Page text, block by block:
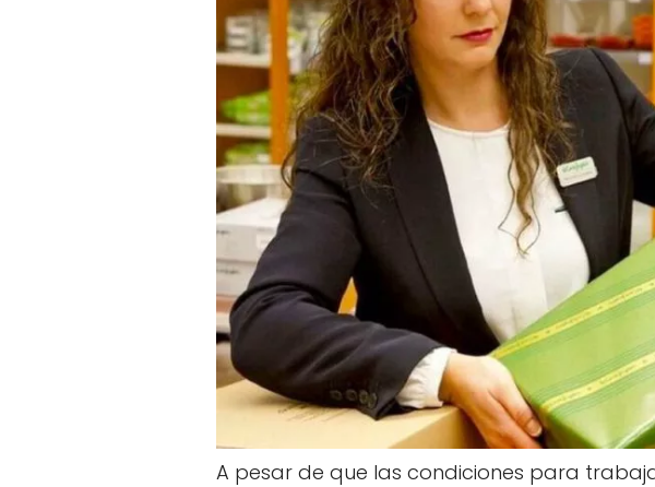
A pesar de que las condiciones para